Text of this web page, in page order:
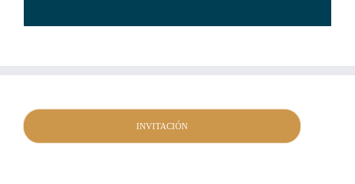
INVITACIÓN